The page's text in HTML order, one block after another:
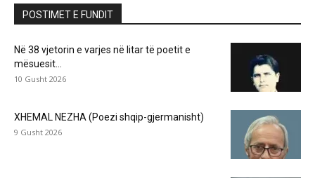
POSTIMET E FUNDIT
Në 38 vjetorin e varjes në litar të poetit e
mësuesit...
10 Gusht 2026
XHEMAL NEZHA (Poezi shqip-gjermanisht)
9 Gusht 2026